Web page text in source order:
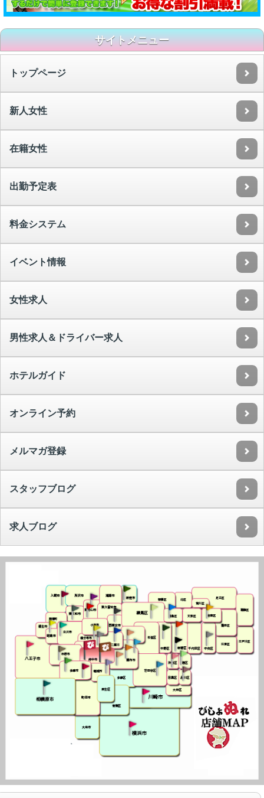
サイトメニュー
トップページ
新人女性
在籍女性
出勤予定表
料金システム
イベント情報
女性求人
男性求人＆ドライバー求人
ホテルガイド
オンライン予約
メルマガ登録
スタッフブログ
求人ブログ